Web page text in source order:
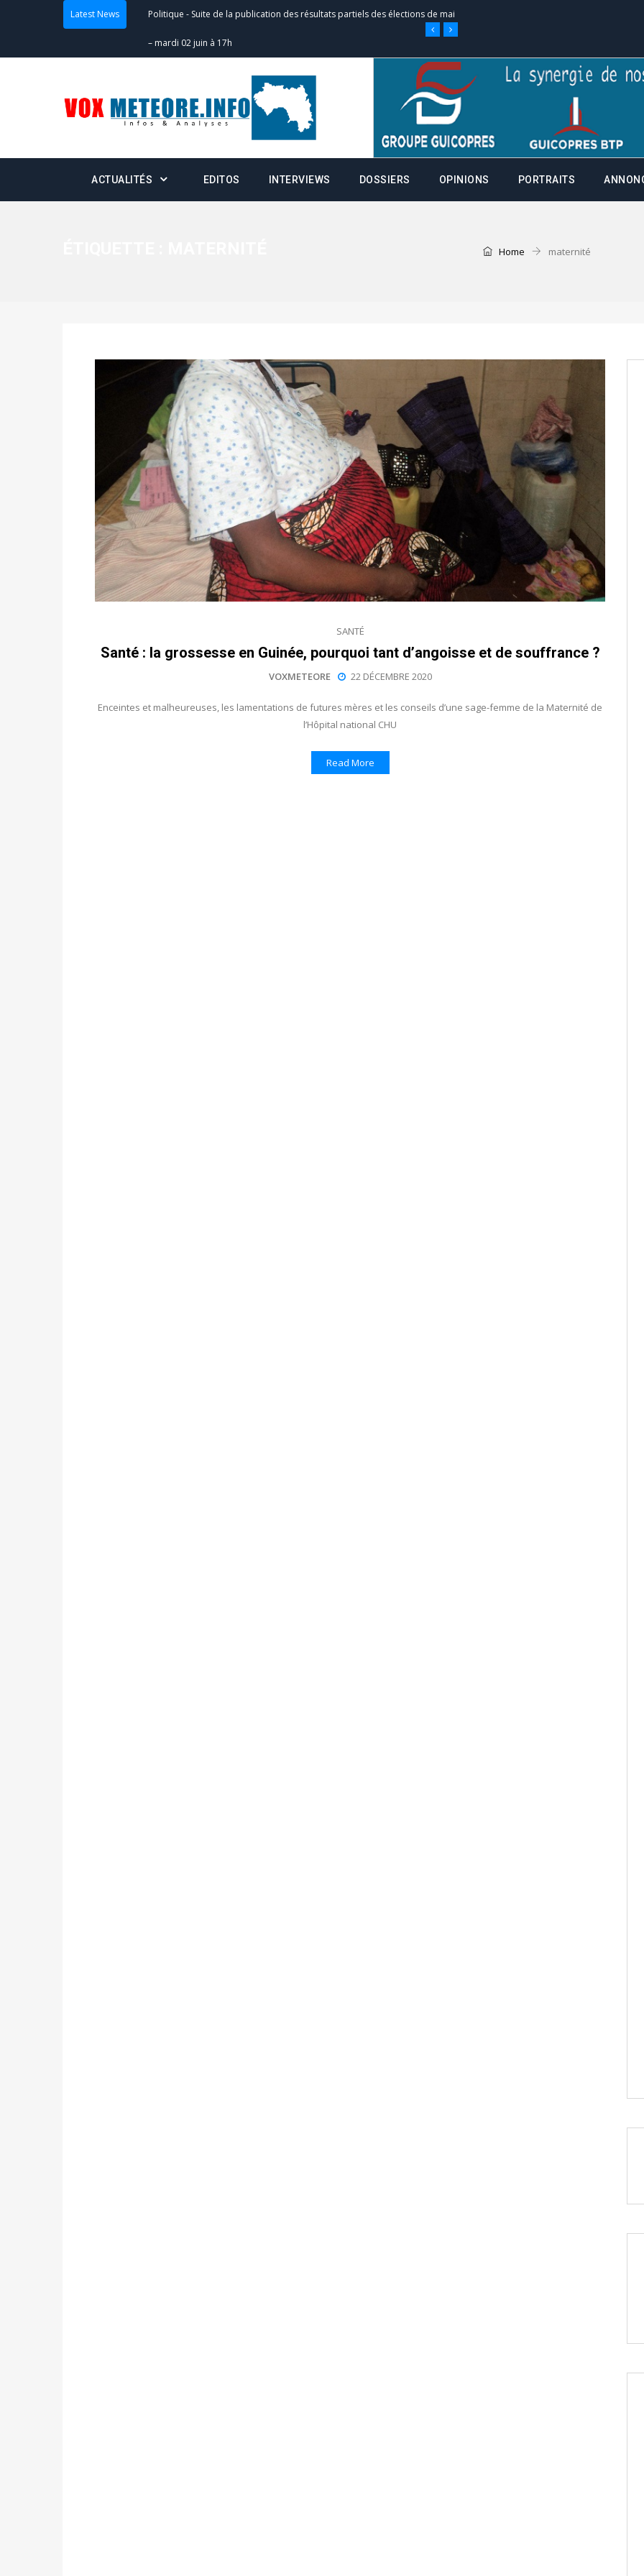
Latest News Politique - Suite de la publication des résultats partiels des élections de mai
– mardi 02 juin à 17h
Scrutins : la DGE active un centre d’appel, joignable au 105, ouvert
24h/24 et 7j/7
Actualités - Double scrutin du 31 mai : fin des campagnes ce jeudi 28 mai à
minuit
Actualités Communiqué relatif à la délivrance de la fiche de procuration
Politique-Double scrutin du 31 mai : retrait des cartes d’électeurs possible
du 16 au 31 mai 2026
Politique -Délégués de bureaux de vote : vos informations à transmettre
avant le 16 mai 2026 à 16h
Politique Proclamation des résultats globaux provisoires et des
statistiques des législatives et communales : ce 4 juin à 18h
Politique- Suite de la publication des résultats partiels des élections de mai
ce 03 juin à 14h
ACTUALITÉS EDITOS INTERVIEWS DOSSIERS OPINIONS PORTRAITS
Home maternité
SANTÉ
Santé : la grossesse en Guinée, pourquoi tant d’angoisse et de souffrance ?
VOXMETEORE 22 DÉCEMBRE 2020
Enceintes et malheureuses, les lamentations de futures mères et les conseils d’une sage-femme de la Maternité de
l’Hôpital national CHU
Read More